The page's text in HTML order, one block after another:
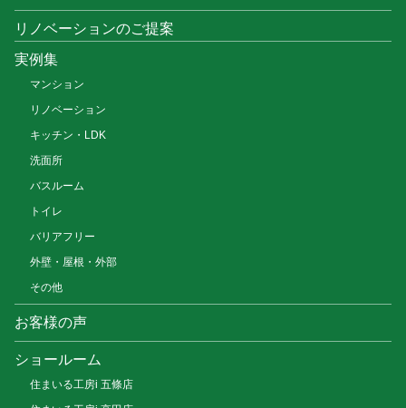
リノベーションのご提案
実例集
マンション
リノベーション
キッチン・LDK
洗面所
バスルーム
トイレ
バリアフリー
外壁・屋根・外部
その他
お客様の声
ショールーム
住まいる工房i 五條店